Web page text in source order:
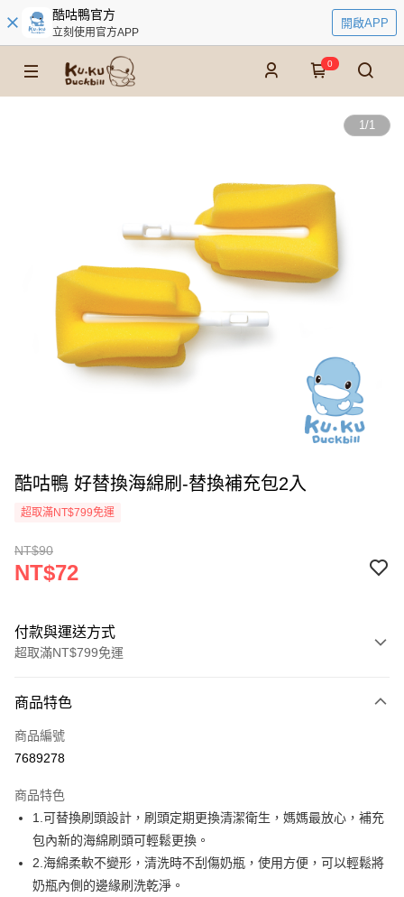
酷咕鴨官方
立刻使用官方APP
開啟APP
0
1/1
酷咕鴨 好替換海綿刷-替換補充包2入
超取滿NT$799免運
NT$90
NT$72
付款與運送方式
超取滿NT$799免運
信用卡一次付款
超商取貨付款
Apple Pay
街口支付
悠遊付
商品特色
商品編號
7689278
商品特色
1.可替換刷頭設計，刷頭定期更換清潔衛生，媽媽最放心，補充
包內新的海綿刷頭可輕鬆更換。
2.海綿柔軟不變形，清洗時不刮傷奶瓶，使用方便，可以輕鬆將
奶瓶內側的邊緣刷洗乾淨。